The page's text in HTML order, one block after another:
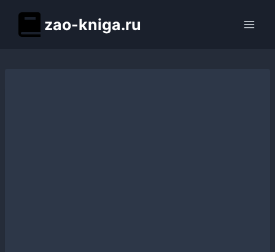
содержимому
zao-kniga.ru